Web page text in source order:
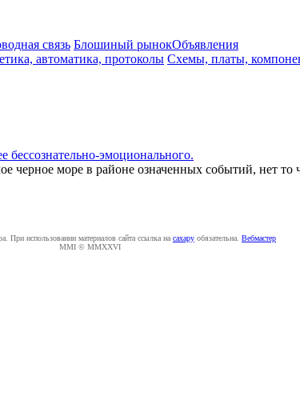
связь Блошиный рынокОбъявления
автоматика, протоколы Схемы, платы,
бессознательно-эмоционального.
черное море в районе означенных событий, нет то
При использовании материалов сайта ссылка на caxapу обязательна. Вебмастер
MMI © MMXXVI